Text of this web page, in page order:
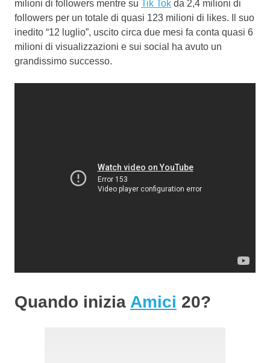
milioni di followers mentre su Tik Tok da 2,4 milioni di
followers per un totale di quasi 123 milioni di likes. Il suo
inedito “12 luglio”, uscito circa due mesi fa conta quasi 6
milioni di visualizzazioni e sui social ha avuto un
grandissimo successo.
Quando inizia Amici 20?